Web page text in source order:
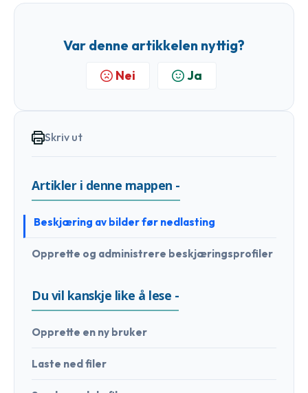
Var denne artikkelen nyttig?
Nei Ja
Skriv ut
Artikler i denne mappen -
Beskjæring av bilder før nedlasting
Opprette og administrere beskjæringsprofiler
Du vil kanskje like å lese -
Opprette en ny bruker
Laste ned filer